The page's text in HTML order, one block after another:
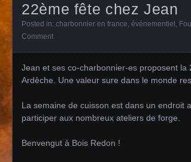
22ème fête chez Jean
Posted in: charbonnier en france, événementiel ,
Comment
Jean et ses co-charbonnier-es proposent
Ardèche. Une valeur sure dans le monde
La semaine de cuisson est dans un endroit
participer aux nombreux ateliers de forge.
Benvengut à Bois Redon !